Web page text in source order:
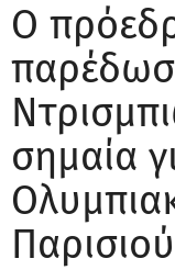
Ο
σημαία
Παρισιού